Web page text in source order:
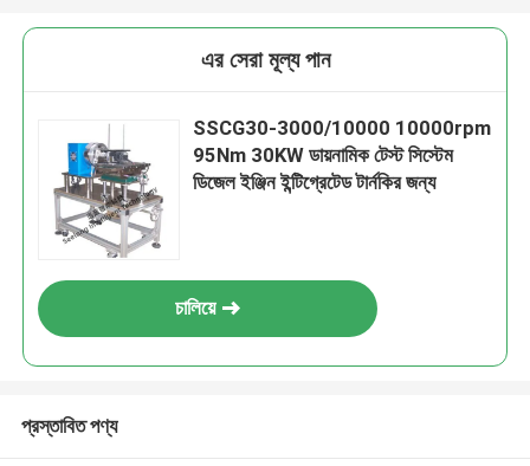
এর সেরা মূল্য পান
SSCG30-3000/10000 10000rpm
95Nm 30KW ডায়নামিক টেস্ট সিস্টেম
ডিজেল ইঞ্জিন ইন্টিগ্রেটেড টার্নকির জন্য
চালিয়ে
প্রস্তাবিত পণ্য